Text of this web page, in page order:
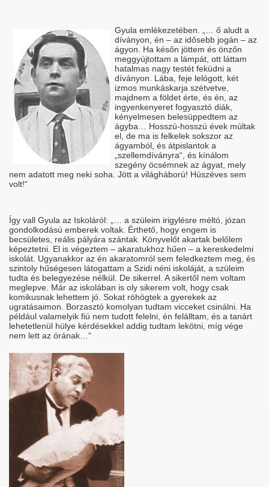
Gyula emlékezetében. „… ő aludt a
díványon, én – az idősebb jogán – az
ágyon. Ha későn jöttem és önzőn
meggyújtottam a lámpát, ott láttam
hatalmas nagy testét feküdni a
díványon. Lába, feje lelógott, két
izmos munkáskarja szétvetve,
majdnem a földet érte, és én, az
ingyenkenyeret fogyasztó diák,
kényelmesen belesüppedtem az
ágyba… Hosszú-hosszú évek múltak
el, de ma is felkelek sokszor az
ágyamból, és átpislantok a
„szellemdíványra“, és kínálom
szegény öcsémnek az ágyat, mely
nem adatott meg neki soha. Jött a világháború! Húszéves sem
volt!“
Így vall Gyula az Iskoláról: „… a szüleim irigylésre méltó, józan
gondolkodású emberek voltak. Érthető, hogy engem is
becsületes, reális pályára szántak. Könyvelőt akartak belőlem
képeztetni. El is végeztem – akaratukhoz hűen – a kereskedelmi
iskolát. Ugyanakkor az én akaratomról sem feledkeztem meg, és
szintoly hűségesen látogattam a Szidi néni iskoláját, a szüleim
tudta és belegyezése nélkül. De sikerrel. A sikertől nem voltam
meglepve. Már az iskolában is oly sikerem volt, hogy csak
komikusnak lehettem jó. Sokat röhögtek a gyerekek az
ugratásaimon. Borzasztó komolyan tudtam vicceket csinálni. Ha
például valamelyik fiú nem tudott felelni, én felálltam, és a tanárt
lehetetlenül hülye kérdésekkel addig tudtam lekötni, míg vége
nem lett az órának…“